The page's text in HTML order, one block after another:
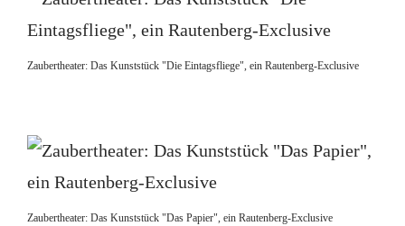
Zaubertheater: Das Kunststück "Die Eintagsfliege", ein Rautenberg-Exclusive
Zaubertheater: Das Kunststück "Das Papier", ein Rautenberg-Exclusive